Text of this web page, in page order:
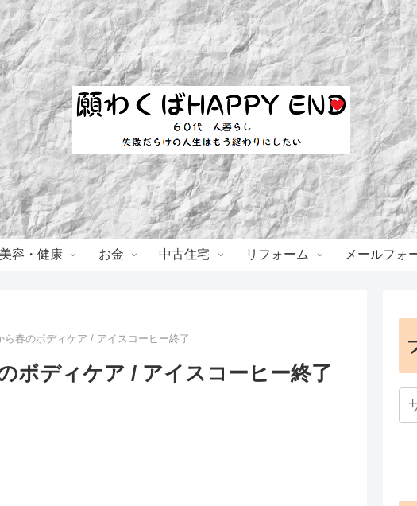
美容・健康 お金 中古住宅 リフォーム メールフォ
ら春のボディケア / アイスコーヒー終了
ボディケア / アイスコーヒー終了